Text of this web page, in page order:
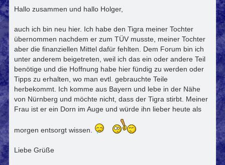
i
a
Hallo zusammen und hallo Holger,
auch ich bin neu hier. Ich habe den Tigra meiner Tochter
übernommen nachdem er zum TÜV musste, meiner Tochter
aber die finanziellen Mittel dafür fehlten. Dem Forum bin ich
unter anderem beigetreten, weil ich das ein oder andere Teil
benötige und die Hoffnung habe hier fündig zu werden oder
Tipps zu erhalten, wo man evtl. gebrauchte Teile
herbekommt. Ich komme aus Bayern und lebe in der Nähe
von Nürnberg und möchte nicht, dass der Tigra stirbt. Meiner
Frau ist er ein Dorn im Auge und würde ihn lieber heute als
morgen entsorgt wissen.
Liebe Grüße